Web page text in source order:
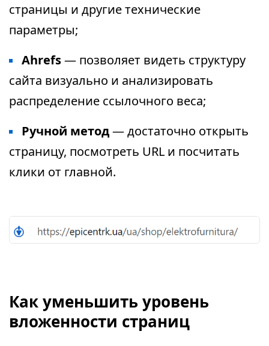
страницы и другие технические
параметры;
Ahrefs— позволяет видеть структуру
сайта визуально и анализировать
распределение ссылочного веса;
Ручной метод— достаточно открыть
страницу, посмотреть URL и посчитать
клики от главной.
Как уменьшить уровень
вложенности страниц